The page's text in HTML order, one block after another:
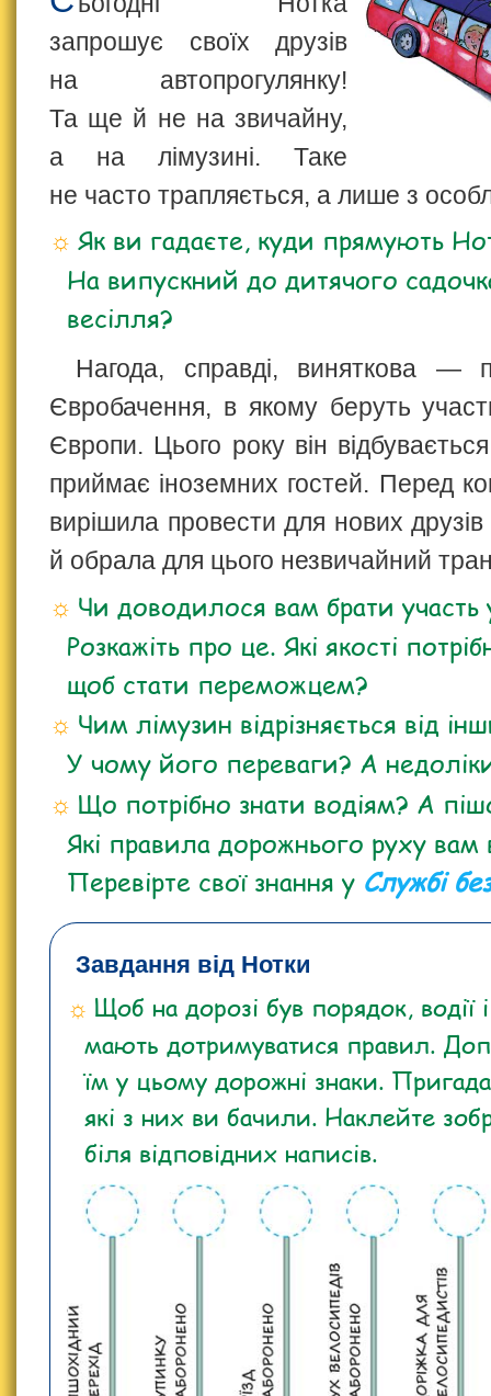
запрошує своїх друзів
на автопрогулянку!
Та ще й не на звичайну,
а на лімузині. Таке
не часто трапляється, а лише з
Як ви гадаєте, куди прямують
На випускний до дитячого
весілля?
Нагода, справді, виняткова —
Євробачення, в якому беруть
Європи. Цього року він
приймає іноземних гостей. Перед
вирішила провести для нових друзів
й обрала для цього незвичайний
Чи доводилося вам брати участь
Розкажіть про це. Які якості
щоб стати переможцем?
Чим лімузин відрізняється від
У чому його переваги? А
Що потрібно знати водіям? А
Які правила дорожнього руху вам
Перевірте свої знання у Службі
Завдання від Нотки
Щоб на дорозі був порядок, водії
мають дотримуватися правил.
їм у цьому дорожні знаки.
які з них ви бачили. Наклейте
біля відповідних написів.